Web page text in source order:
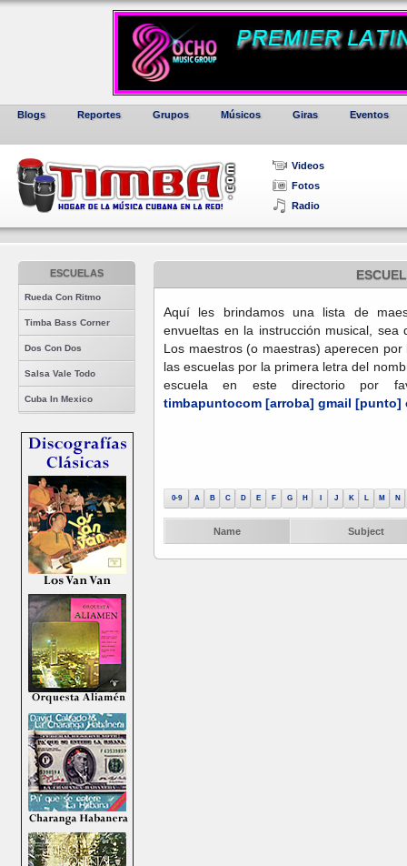
Blogs Reportes Grupos Músicos Giras Eventos
Videos
Fotos
Radio
ESCUELAS
Rueda Con Ritmo
Timba Bass Corner
Dos Con Dos
Salsa Vale Todo
Cuba In Mexico
Aquí les brindamos una lista de
envueltas en la instrucción musical, sea
Los maestros (o maestras) aperecen
las escuelas por la primera letra del
escuela en este directorio por
timbapuntocom [arroba] gmail [punto]
0-9 A B C D E F G H J K L M N
Name Subject